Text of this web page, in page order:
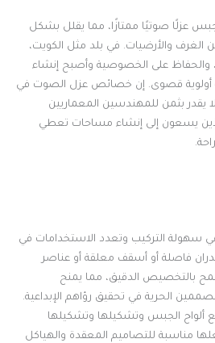
عزلًا صوتيًا ممتازًا، مما يقلل بشكل
الغرف والأرضيات. في بلد مثل الكويت،
والحفاظ على الخصوصية وأصبح إنشاء
أولوية قصوى. إن خصائص عزل الصوت في
يقدر بثمن للمهندسين المعماريين
يسعون إلى إنشاء مساحات تعطي
سهولة التركيب وتعدد الاستخدامات في
فاصلة أو أسقف معلقة أو عناصر
بالتخصيص الدقيق، مما يمنح
الحرية في تحقيق رؤاهم الإبداعية.
ألواح الجبس وتشكيلها وتشكيلها
مناسبة للتصاميم المعقدة والهياكل